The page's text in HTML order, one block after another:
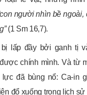
người nhìn bề
(1 Sm 16,7).
bị lấp đầy bởi ganh tị
chính mình. Và từ
lực đã bùng nổ: Ca-in
đổ xuống trong lịch